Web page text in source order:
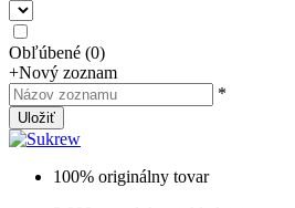
Obľúbené (0)
+Nový zoznam
*
Uložiť
100% originálny tovar